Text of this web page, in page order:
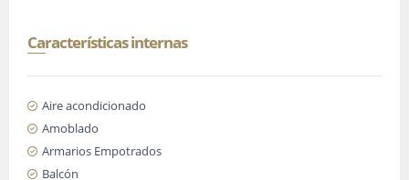
Características internas
Aire acondicionado
Amoblado
Armarios Empotrados
Balcón